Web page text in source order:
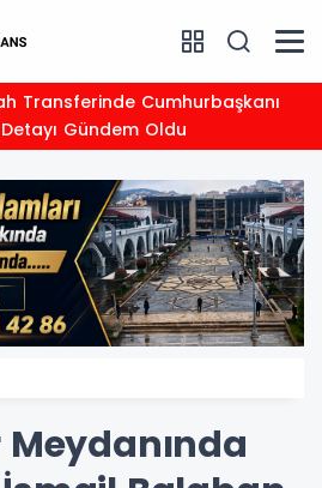
Gündem Oldu
Meydanında